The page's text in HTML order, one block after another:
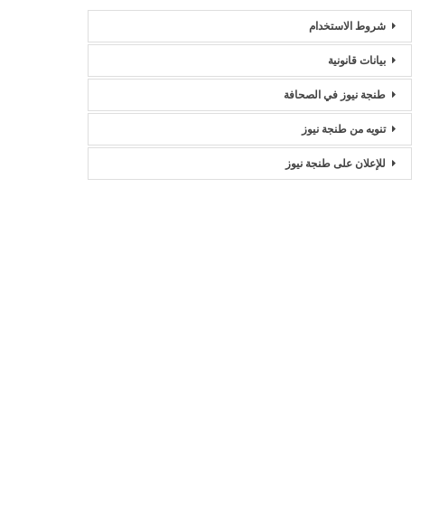
شروط الاستخدام
بيانات قانونية
طنجة نيوز في الصحافة
تنويه من طنجة نيوز
للإعلان على طنجة نيوز